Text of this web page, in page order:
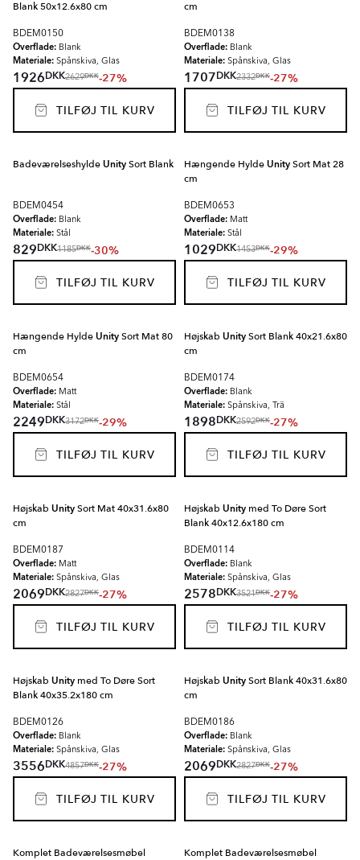
Blank 50x12.6x80 cm
BDEM0150
Overflade: Blank
Materiale: Spånskiva, Glas
1926DKK2629DKK-27%
TILFØJ TIL KURV
cm
BDEM0138
Overflade: Blank
Materiale: Spånskiva, Glas
1707DKK2332DKK-27%
TILFØJ TIL KURV
BadeværelseshyldeUnitySort Blank
BDEM0454
Overflade: Blank
Materiale: Stål
829DKK1185DKK-30%
TILFØJ TIL KURV
Hængende HyldeUnitySort Mat 28
cm
BDEM0653
Overflade: Matt
Materiale: Stål
1029DKK1453DKK-29%
TILFØJ TIL KURV
Hængende HyldeUnitySort Mat 80
cm
BDEM0654
Overflade: Matt
Materiale: Stål
2249DKK3172DKK-29%
TILFØJ TIL KURV
Højskab UnitySort Blank 40x21.6x80
cm
BDEM0174
Overflade: Blank
Materiale: Spånskiva, Trä
1898DKK2592DKK-27%
TILFØJ TIL KURV
Højskab UnitySort Mat 40x31.6x80
cm
BDEM0187
Overflade: Matt
Materiale: Spånskiva, Glas
2069DKK2827DKK-27%
TILFØJ TIL KURV
Højskab Unity med To Døre Sort
Blank 40x12.6x180 cm
BDEM0114
Overflade: Blank
Materiale: Spånskiva, Glas
2578DKK3521DKK-27%
TILFØJ TIL KURV
Højskab Unity med To Døre Sort
Blank 40x35.2x180 cm
BDEM0126
Overflade: Blank
Materiale: Spånskiva, Glas
3556DKK4857DKK-27%
TILFØJ TIL KURV
Højskab UnitySort Blank 40x31.6x80
cm
BDEM0186
Overflade: Blank
Materiale: Spånskiva, Glas
2069DKK2827DKK-27%
TILFØJ TIL KURV
Komplet Badeværelsesmøbel
Komplet Badeværelsesmøbel